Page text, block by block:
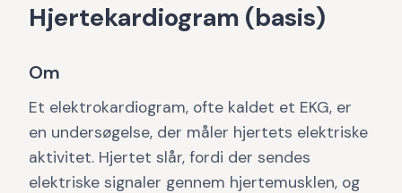
Hjertekardiogram (basis)
Om
Et elektrokardiogram, ofte kaldet et EKG, er
en undersøgelse, der måler hjertets elektriske
aktivitet. Hjertet slår, fordi der sendes
elektriske signaler gennem hjertemusklen, og